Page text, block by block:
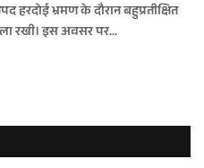
हरदोई भ्रमण के दौरान बहुप्रतीक्षित
रखी। इस अवसर पर…